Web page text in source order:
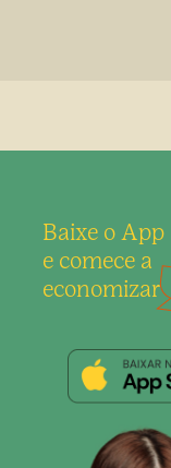
Baixe o App
e comece a
economizar